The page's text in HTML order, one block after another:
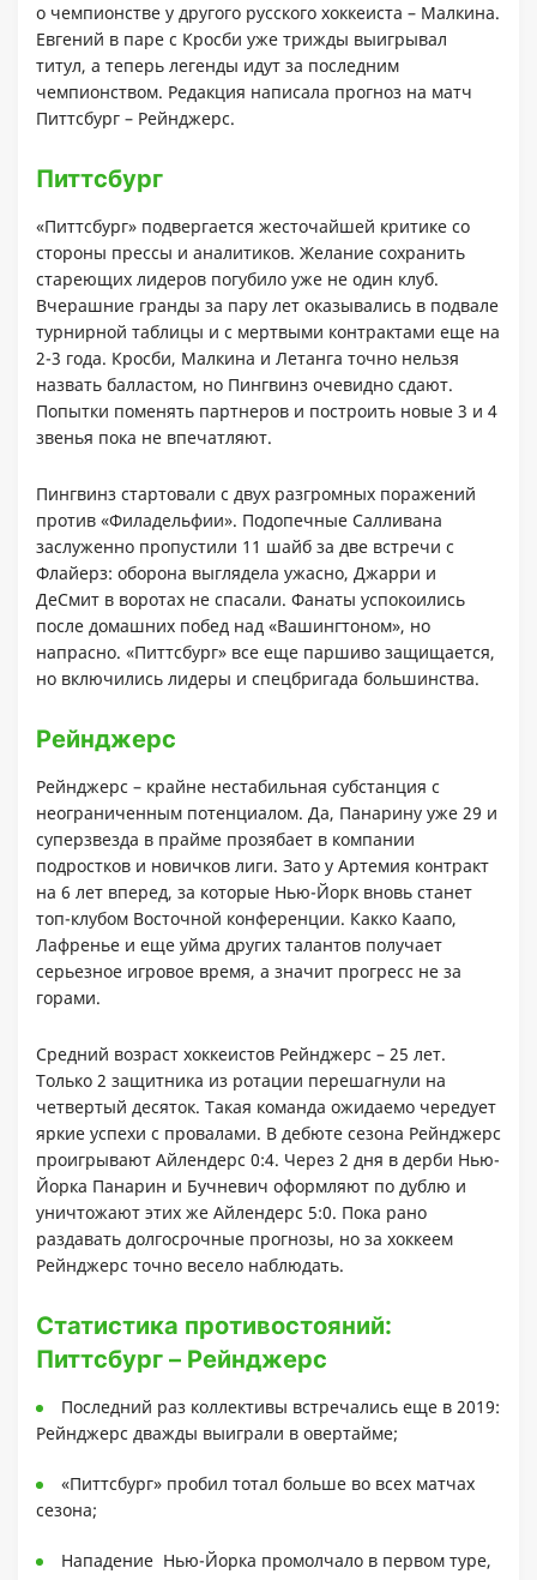
о чемпионстве у другого русского хоккеиста – Малкина.
Евгений в паре с Кросби уже трижды выигрывал
титул, а теперь легенды идут за последним
чемпионством. Редакция написала прогноз на матч
Питтсбург – Рейнджерс.
Питтсбург
«Питтсбург» подвергается жесточайшей критике со
стороны прессы и аналитиков. Желание сохранить
стареющих лидеров погубило уже не один клуб.
Вчерашние гранды за пару лет оказывались в подвале
турнирной таблицы и с мертвыми контрактами еще на
2-3 года. Кросби, Малкина и Летанга точно нельзя
назвать балластом, но Пингвинз очевидно сдают.
Попытки поменять партнеров и построить новые 3 и 4
звенья пока не впечатляют.
Пингвинз стартовали с двух разгромных поражений
против «Филадельфии». Подопечные Салливана
заслуженно пропустили 11 шайб за две встречи с
Флайерз: оборона выглядела ужасно, Джарри и
ДеСмит в воротах не спасали. Фанаты успокоились
после домашних побед над «Вашингтоном», но
напрасно. «Питтсбург» все еще паршиво защищается,
но включились лидеры и спецбригада большинства.
Рейнджерс
Рейнджерс – крайне нестабильная субстанция с
неограниченным потенциалом. Да, Панарину уже 29 и
суперзвезда в прайме прозябает в компании
подростков и новичков лиги. Зато у Артемия контракт
на 6 лет вперед, за которые Нью-Йорк вновь станет
топ-клубом Восточной конференции. Какко Каапо,
Лафренье и еще уйма других талантов получает
серьезное игровое время, а значит прогресс не за
горами.
Средний возраст хоккеистов Рейнджерс – 25 лет.
Только 2 защитника из ротации перешагнули на
четвертый десяток. Такая команда ожидаемо чередует
яркие успехи с провалами. В дебюте сезона Рейнджерс
проигрывают Айлендерс 0:4. Через 2 дня в дерби Нью-
Йорка Панарин и Бучневич оформляют по дублю и
уничтожают этих же Айлендерс 5:0. Пока рано
раздавать долгосрочные прогнозы, но за хоккеем
Рейнджерс точно весело наблюдать.
Статистика противостояний:
Питтсбург – Рейнджерс
Последний раз коллективы встречались еще в 2019:
Рейнджерс дважды выиграли в овертайме;
«Питтсбург» пробил тотал больше во всех матчах
сезона;
Нападение Нью-Йорка промолчало в первом туре,